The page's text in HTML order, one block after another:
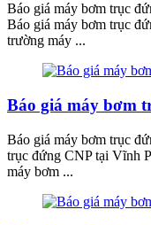
Báo giá máy bơm trục
Báo giá máy bơm trục
trường máy ...
Báo giá máy bơm
Báo giá máy bơm trục
trục đứng CNP tại Vĩnh
máy bơm ...